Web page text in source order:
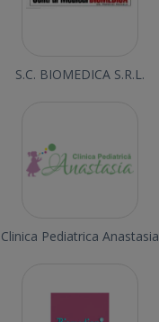
S.C. BIOMEDICA S.R.L.
Clinica Pediatrica Anastasia